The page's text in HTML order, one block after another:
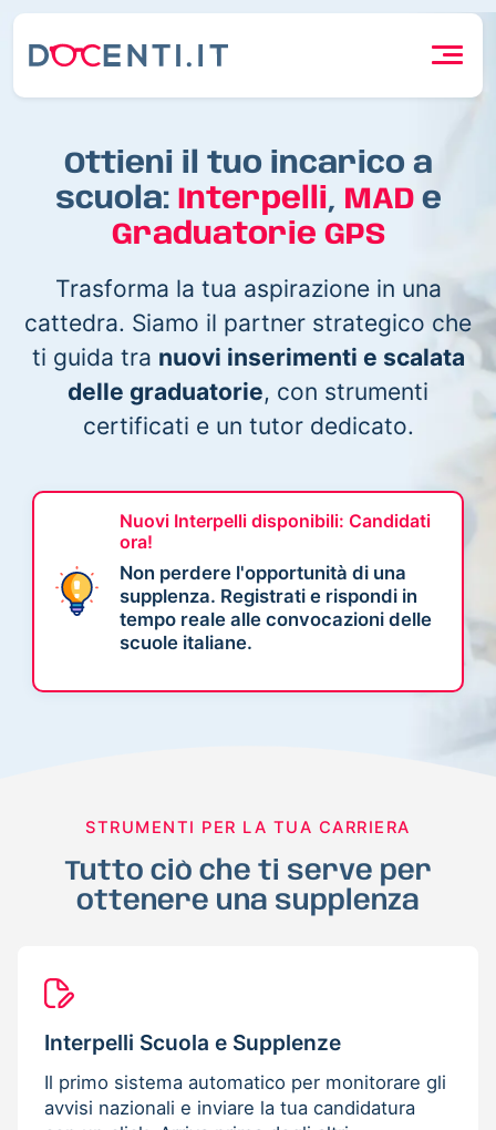
Ottieni il tuo incarico a
scuola: Interpelli, MADe
Graduatorie GPS
Trasforma la tua aspirazione in una
cattedra. Siamo il partner strategico che
ti guida tra nuovi inserimenti e scalata
delle graduatorie, con strumenti
certificati e un tutor dedicato.
Nuovi Interpelli disponibili: Candidati
ora!
Non perdere l'opportunità di una
supplenza. Registrati e rispondi in
tempo reale alle convocazioni delle
scuole italiane.
STRUMENTI PER LA TUA CARRIERA
Tutto ciò che ti serve per
ottenere una supplenza
Interpelli Scuola e Supplenze
Il primo sistema automatico per monitorare gli
avvisi nazionali e inviare la tua candidatura